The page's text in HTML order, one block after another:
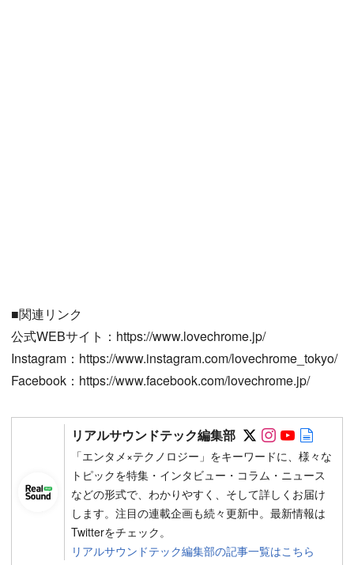
■関連リンク
公式WEBサイト：https://www.lovechrome.jp/
Instagram：https://www.instagram.com/lovechrome_tokyo/
Facebook：https://www.facebook.com/lovechrome.jp/
リアルサウンドテック編集部 Follow on
Follow on
Follow
「エンタメ×テクノロジー」をキーワードに、様々な
トピックを特集・インタビュー・コラム・ニュース
などの形式で、わかりやすく、そして詳しくお届け
します。注目の連載企画も続々更新中。最新情報は
Twitterをチェック。
リアルサウンドテック編集部の記事一覧はこちら